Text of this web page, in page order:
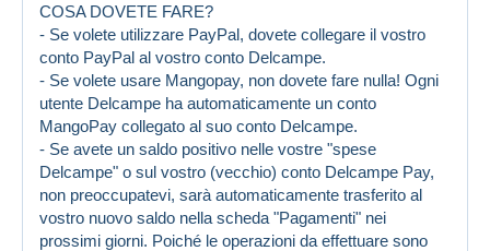
COSA DOVETE FARE?
- Se volete utilizzare PayPal, dovete collegare il vostro
conto PayPal al vostro conto Delcampe.
- Se volete usare Mangopay, non dovete fare nulla! Ogni
utente Delcampe ha automaticamente un conto
MangoPay collegato al suo conto Delcampe.
- Se avete un saldo positivo nelle vostre "spese
Delcampe" o sul vostro (vecchio) conto Delcampe Pay,
non preoccupatevi, sarà automaticamente trasferito al
vostro nuovo saldo nella scheda "Pagamenti" nei
prossimi giorni. Poiché le operazioni da effettuare sono